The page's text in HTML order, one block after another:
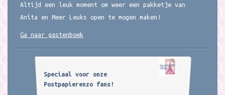
Altijd een leuk moment om weer een pakketje van
Anita en Meer Leuks open te mogen maken!
Ga naar gastenboek
Speciaal voor onze
Postpapierenzo fans!